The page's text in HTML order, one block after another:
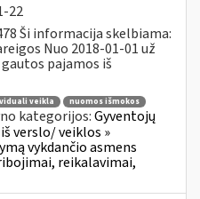
22
Ši informacija skelbiama:
Nuo 2018-01-01 už
pajamos iš
veikla
nuomos išmokos
kategorijos:Gyventojų
verslo/ veiklos »
vykdančio asmens
reikalavimai,